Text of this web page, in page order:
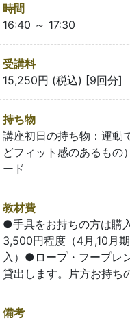
時間
16:40 ～ 17:30
受講料
15,250円 (税込) [9回分]
持ち物
講座初日の持ち物：運動
どフィット感のあるもの
ード
教材費
●手具をお持ちの方は購
3,500円程度（4月,10月
入）●ロープ・フープレ
貸出します。片方お持ち
備考